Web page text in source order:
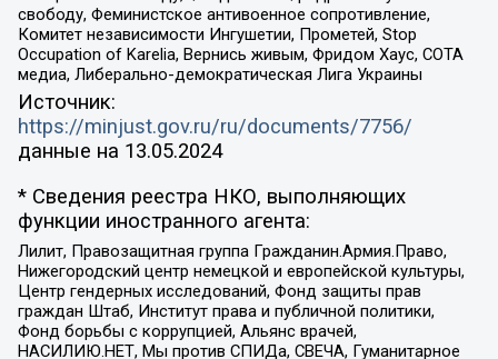
свободу, Феминистское антивоенное сопротивление,
Комитет независимости Ингушетии, Прометей, Stop
Occupation of Karelia, Вернись живым, Фридом Хаус, СОТА
медиа, Либерально-демократическая Лига Украины
Источник:
https://minjust.gov.ru/ru/documents/7756/
данные на 13.05.2024
* Сведения реестра НКО, выполняющих
функции иностранного агента:
Лилит, Правозащитная группа Гражданин.Армия.Право,
Нижегородский центр немецкой и европейской культуры,
Центр гендерных исследований, Фонд защиты прав
граждан Штаб, Институт права и публичной политики,
Фонд борьбы с коррупцией, Альянс врачей,
НАСИЛИЮ.НЕТ, Мы против СПИДа, СВЕЧА, Гуманитарное